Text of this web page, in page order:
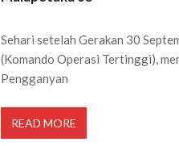
Sehari setelah Gerakan 30
(Komando Operasi Tertinggi),
Pengganyan
READ MORE